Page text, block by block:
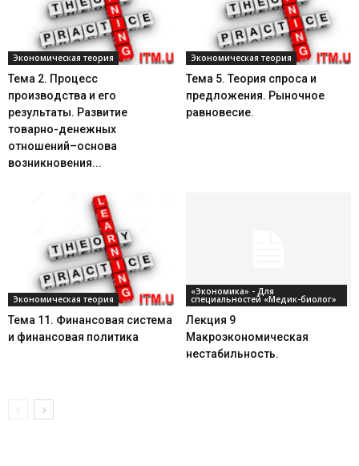
Экономическая теория
Тема 2. Процесс
производства и его
результаты. Развитие
товарно-денежных
отношений–основа
возникновения...
Экономическая теория
Тема 5. Теория спроса и
предложения. Рыночное
равновесие.
Экономическая теория
Тема 11. Финансовая система
и финансовая политика
«Экономика» - Для
специальностей «Медик-биолог»
Лекция 9
Макроэкономическая
нестабильность.